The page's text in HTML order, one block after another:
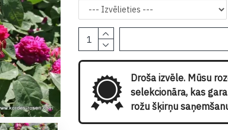
Droša izvēle. Mūsu
selekcionāra, kas
rožu šķirņu